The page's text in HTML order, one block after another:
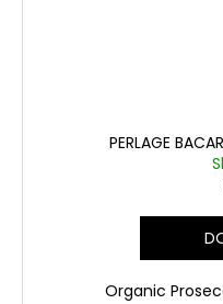
PERLAGE
Organic